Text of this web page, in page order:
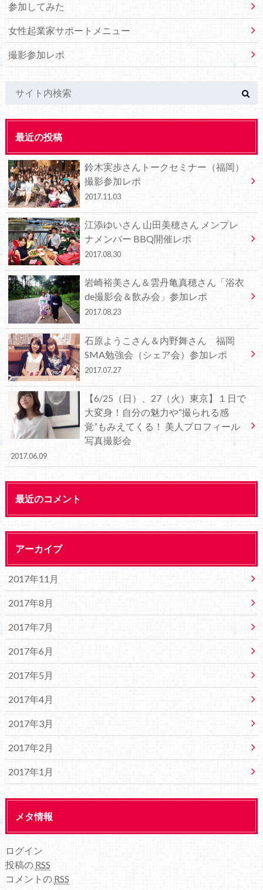
参加してみた
女性起業家サポートメニュー
撮影参加レポ
最近の投稿
鈴木実歩さんトークセミナー（福岡）
撮影参加レポ
2017.11.03
江添ゆいさん 山田美穂さん メンプレ
ナメンバー BBQ開催レポ
2017.08.30
岩崎裕美さん＆雲丹亀真穂さん「浴衣
de撮影会＆飲み会」参加レポ
2017.08.23
石原ようこさん＆内野舞さん 福岡
SMA勉強会（シェア会）参加レポ
2017.07.27
【6/25（日）、27（火）東京】１日で
大変身！自分の魅力や“撮られる感
覚”もみえてくる！ 美人プロフィール
写真撮影会
2017.06.09
最近のコメント
アーカイブ
2017年11月
2017年8月
2017年7月
2017年6月
2017年5月
2017年4月
2017年3月
2017年2月
2017年1月
メタ情報
ログイン
投稿の RSS
コメントの RSS